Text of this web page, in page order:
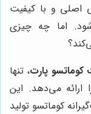
اصلی و با کیفیت
اما چه چیزی
پارت، تنها
ارائه می‌دهد. این
کوماتسو تولید